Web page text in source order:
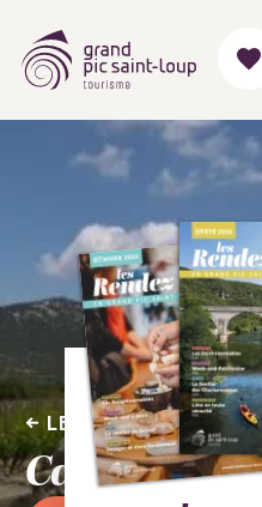
LES VILLAGES
Cazevieille